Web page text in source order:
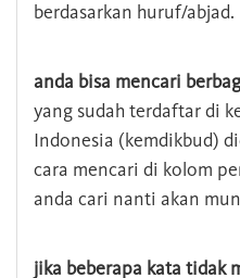
berdasarkan huruf/abjad.
anda bisa mencari
yang sudah terdaftar di
Indonesia (kemdikbud)
cara mencari di kolom
anda cari nanti akan
jika beberapa kata tidak